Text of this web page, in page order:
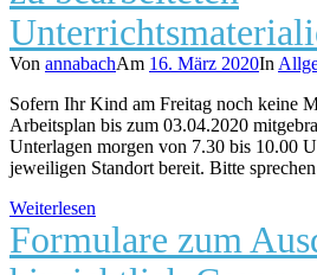
Von annabachAm 16. März 2020In
Sofern Ihr Kind am Freitag noch keine
Arbeitsplan bis zum 03.04.2020
Unterlagen morgen von 7.30 bis 10.00
jeweiligen Standort bereit. Bitte
Weiterlesen
Formulare zum